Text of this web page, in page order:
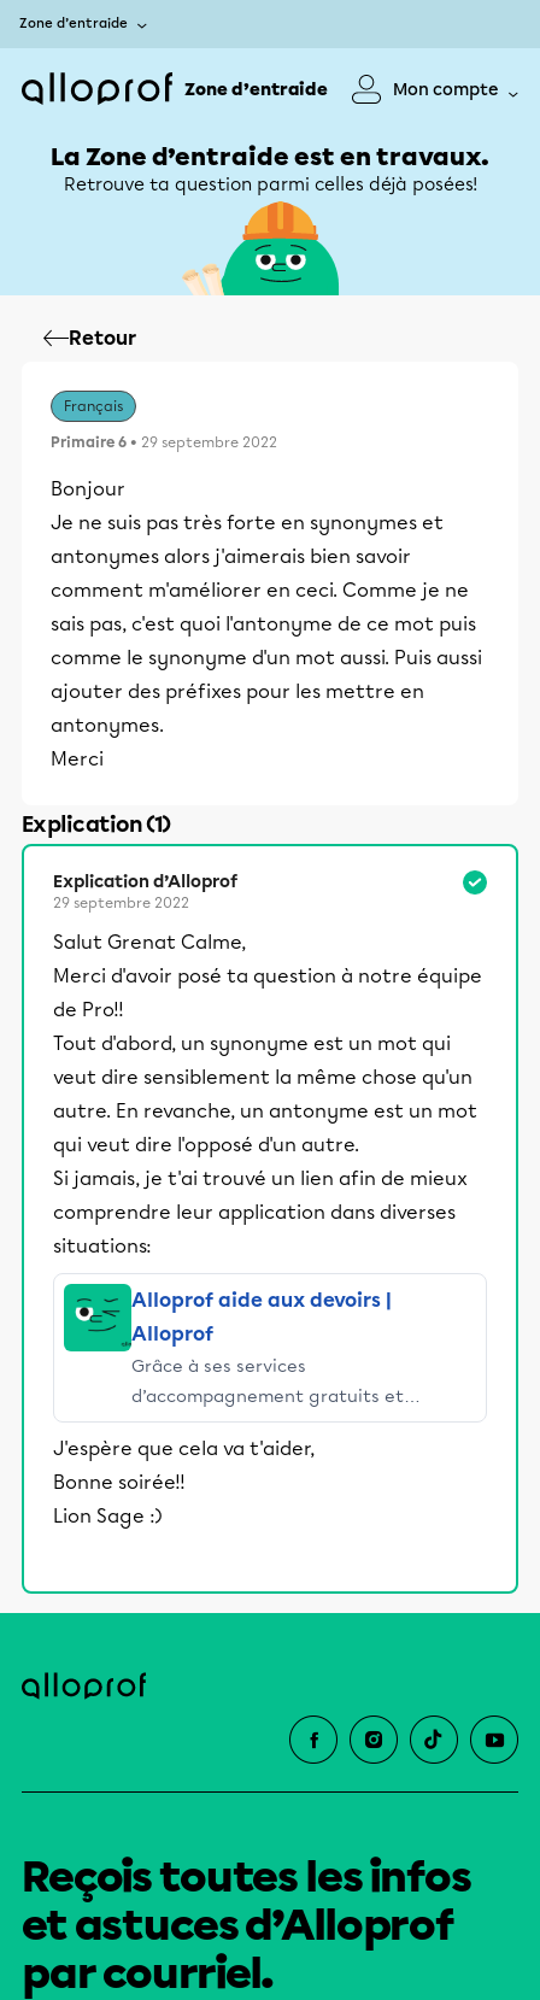
Zone d’entraide
Zone d’entraide Mon compte
La Zone d’entraide est en travaux.
Retrouve ta question parmi celles déjà posées!
Retour
Français
Primaire 6 • 29 septembre 2022
Bonjour
Je ne suis pas très forte en synonymes et
antonymes alors j'aimerais bien savoir
comment m'améliorer en ceci. Comme je ne
sais pas, c'est quoi l'antonyme de ce mot puis
comme le synonyme d'un mot aussi. Puis aussi
ajouter des préfixes pour les mettre en
antonymes.
Merci
Explication (1)
Explication d’Alloprof
29 septembre 2022
Salut Grenat Calme,
Merci d'avoir posé ta question à notre équipe
de Pro!!
Tout d'abord, un synonyme est un mot qui
veut dire sensiblement la même chose qu'un
autre. En revanche, un antonyme est un mot
qui veut dire l'opposé d'un autre.
Si jamais, je t'ai trouvé un lien afin de mieux
comprendre leur application dans diverses
situations:
Alloprof aide aux devoirs |
Alloprof
Grâce à ses services
d’accompagnement gratuits et
stimulants, Alloprof engage les élèves
et leurs parents dans la réussite
éducative.
J'espère que cela va t'aider,
Bonne soirée!!
Lion Sage :)
Reçois toutes les infos
et astuces d’Alloprof
par courriel.